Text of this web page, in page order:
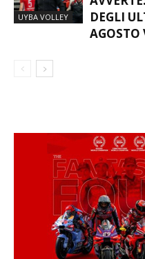
UYBA VOLLEY
DEGLI
AGOSTO